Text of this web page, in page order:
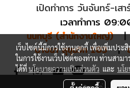
เปิดทำการ วันจันทร์-เสา
เวลาทำการ
นนทบุรี (สำนักงานใหญ่)|
บางนา สุขุมวิท 103|
เว็บไซต์นี้มีการใช้งานคุกกี้ เพื่อเพิ่มปร
ในการใช้งานเว็บไซต์ของท่าน ท่านสาม
ได้ที่นโยบายความเป็นส่วนตัว และ นโ